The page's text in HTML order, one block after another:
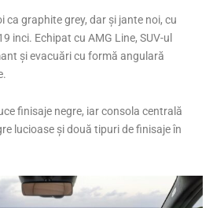
ca graphite grey, dar și jante noi, cu
inci. Echipat cu AMG Line, SUV-ul
și evacuări cu formă angulară
finisaje negre, iar consola centrală
lucioase și două tipuri de finisaje în